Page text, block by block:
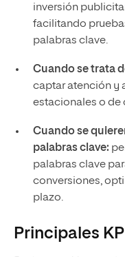
inversión
facilitando
palabras clave.
Cuando se trata
captar atención y
estacionales o de
Cuando se
palabras clave:
palabras clave
conversiones,
plazo.
Principales